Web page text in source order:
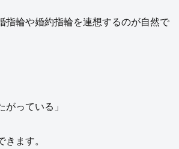
指輪や婚約指輪を連想するのが自然で
がっている」
きます。